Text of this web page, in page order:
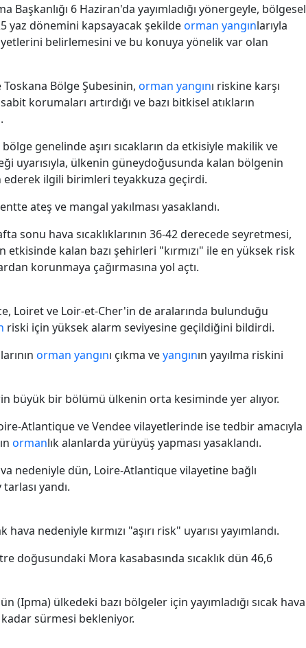
Başkanlığı 6 Haziran'da yayımladığı yönergeyle, bölgesel
yaz dönemini kapsayacak şekildeorman yangınlarıyla
belirlemesini ve bu konuya yönelik var olan
Toskana Bölge Şubesinin, orman yangını riskine karşı
korumaları artırdığı ve bazı bitkisel atıkların
genelinde aşırı sıcakların da etkisiyle makilik ve
uyarısıyla, ülkenin güneydoğusunda kalan bölgenin
ilgili birimleri teyakkuza geçirdi.
ateş ve mangal yakılması yasaklandı.
sonu hava sıcaklıklarının 36-42 derecede seyretmesi,
etkisinde kalan bazı şehirleri "kırmızı" ile en yüksek risk
korunmaya çağırmasına yol açtı.
Loiret ve Loir-et-Cher'in de aralarında bulunduğu
riski için yüksek alarm seviyesine geçildiğini bildirdi.
orman yangını çıkma veyangının yayılma riskini
büyük bir bölümü ülkenin orta kesiminde yer alıyor.
Atlantique ve Vendee vilayetlerinde ise tedbir amacıyla
ormanlık alanlarda yürüyüş yapması yasaklandı.
nedeniyle dün, Loire-Atlantique vilayetine bağlı
yandı.
nedeniyle kırmızı "aşırı risk" uyarısı yayımlandı.
doğusundaki Mora kasabasında sıcaklık dün 46,6
(Ipma) ülkedeki bazı bölgeler için yayımladığı sıcak hava
kadar sürmesi bekleniyor.